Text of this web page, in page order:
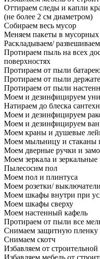
Оттираем следы и капли
(не более 2 см диаметром)
Собираем весь мусор
Меняем пакеты в мусорных
Раскладываем/
Протираем пыль на всех
поверхностях
Протираем от пыли
Протираем от пыли
Протираем от пыли
Моем и дезинфицируем
Натираем до блеска
Моем и дезинфицируем
Моем и дезинфицируем
Моем краны и душевые
Моем мыльницу и стаканы
Моем дверные ручки и
Моем зеркала и зеркальные
Пылесосим пол
Моем пол и плинтуса
Моем розетки/ выключатели
Моем шкафы внутри при
Моем шкафы сверху
Моем настенный кафель
Протираем от пыли все
Снимаем защитную пленку
Снимаем скотч
Избавляем от
Избавляем мебель от